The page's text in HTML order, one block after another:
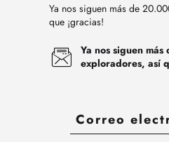
Ya nos siguen más de
que ¡gracias!
Ya nos siguen
exploradores, así